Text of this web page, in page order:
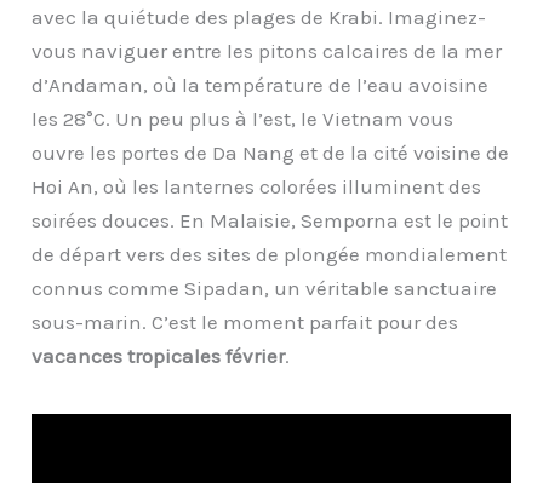
avec la quiétude des plages de Krabi. Imaginez-
vous naviguer entre les pitons calcaires de la mer
d’Andaman, où la température de l’eau avoisine
les 28°C. Un peu plus à l’est, le Vietnam vous
ouvre les portes de Da Nang et de la cité voisine de
Hoi An, où les lanternes colorées illuminent des
soirées douces. En Malaisie, Semporna est le point
de départ vers des sites de plongée mondialement
connus comme Sipadan, un véritable sanctuaire
sous-marin. C’est le moment parfait pour des
vacances tropicales février.